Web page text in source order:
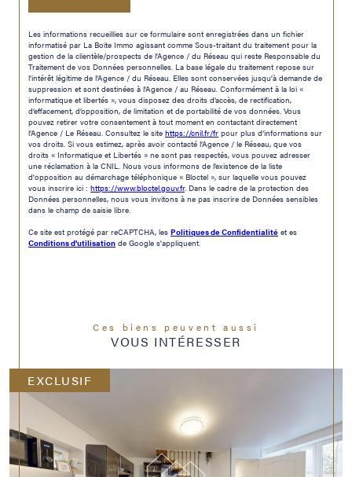
Les informations recueillies sur ce formulaire sont enregistrées dans un fichier
informatisé par La Boite Immo agissant comme Sous-traitant du traitement pour la
gestion de la clientèle/prospects de l'Agence / du Réseau qui reste Responsable du
Traitement de vos Données personnelles. La base légale du traitement repose sur
l'intérêt légitime de l'Agence / du Réseau. Elles sont conservées jusqu'à demande de
suppression et sont destinées à l'Agence / au Réseau. Conformément à la loi «
informatique et libertés », vous disposez des droits d’accès, de rectification,
d’effacement, d’opposition, de limitation et de portabilité de vos données. Vous
pouvez retirer votre consentement à tout moment en contactant directement
l’Agence / Le Réseau. Consultez le site https://cnil.fr/fr pour plus d’informations sur
vos droits. Si vous estimez, après avoir contacté l'Agence / le Réseau, que vos
droits « Informatique et Libertés » ne sont pas respectés, vous pouvez adresser
une réclamation à la CNIL. Nous vous informons de l’existence de la liste
d'opposition au démarchage téléphonique « Bloctel », sur laquelle vous pouvez
vous inscrire ici : https://www.bloctel.gouv.fr. Dans le cadre de la protection des
Données personnelles, nous vous invitons à ne pas inscrire de Données sensibles
dans le champ de saisie libre.
Ce site est protégé par reCAPTCHA, les Politiques de Confidentialité et es
Conditions d'utilisation de Google s'appliquent.
Ces biens peuvent aussi
VOUS INTÉRESSER
EXCLUSIF